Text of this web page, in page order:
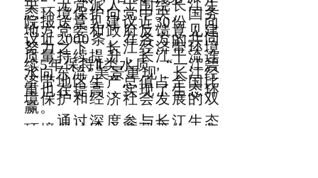
央、无党派人士围绕长江生
态环境保护向党中央、国务
院报送意见建议近30份，向
地方党委和政府反馈意见建
议近2000条。在各方的共同
努力之下，长江经济带环境
质量持续提升，长江干流连
续5年保持Ⅱ类水质，“一江碧
水向东流”美景重现，长江经
济带地区生产总值占全国比
重也在提高，实现了生态环
境保护和经济社会发展的双
赢。
通过深度参与长江生态
环境保护民主监督工作，各